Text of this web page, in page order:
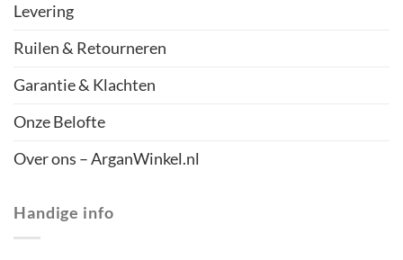
Levering
Ruilen & Retourneren
Garantie & Klachten
Onze Belofte
Over ons – ArganWinkel.nl
Handige info